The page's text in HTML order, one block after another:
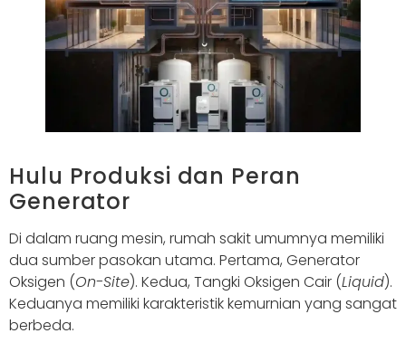
Hulu Produksi dan Peran
Generator
Di dalam ruang mesin, rumah sakit umumnya memiliki
dua sumber pasokan utama. Pertama, Generator
Oksigen (On-Site). Kedua, Tangki Oksigen Cair (Liquid).
Keduanya memiliki karakteristik kemurnian yang sangat
berbeda.